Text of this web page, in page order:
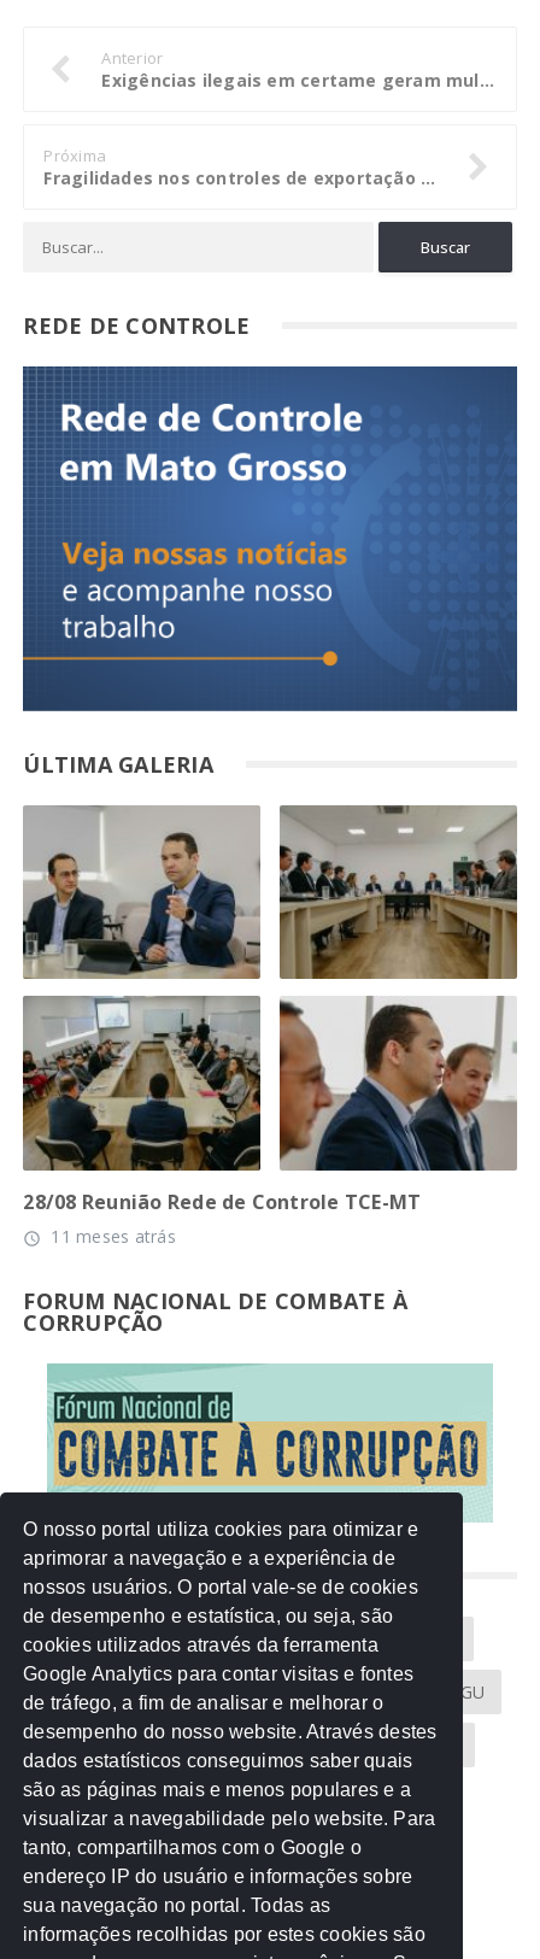
Anterior
Exigências ilegais em certame geram multa a pregoeira da Prefeitura de Lucas
Próxima
Fragilidades nos controles de exportação são conhecidas, diz presidente do TCE-MT
REDE DE CONTROLE
ÚLTIMA GALERIA
28/08 Reunião Rede de Controle TCE-MT
access_time 11 meses atrás
FORUM NACIONAL DE COMBATE À
CORRUPÇÃO
NUVEM DE TAGS
Acontece na Rede AGU AMM
Atricon Audicom CAU-MT CGU
CREA-MT Eventos MPC-MT MPE-MT
MPF Notícias PF PGE-MT PGR
Receita Federal Sem categoria
TCE-MT TCU TRE
O nosso portal utiliza cookies para otimizar e
aprimorar a navegação e a experiência de
nossos usuários. O portal vale-se de cookies
de desempenho e estatística, ou seja, são
cookies utilizados através da ferramenta
Google Analytics para contar visitas e fontes
de tráfego, a fim de analisar e melhorar o
desempenho do nosso website. Através destes
dados estatísticos conseguimos saber quais
são as páginas mais e menos populares e a
visualizar a navegabilidade pelo website. Para
tanto, compartilhamos com o Google o
endereço IP do usuário e informações sobre
sua navegação no portal. Todas as
informações recolhidas por estes cookies são